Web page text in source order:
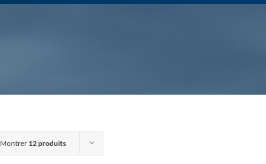
Montrer 12 produits